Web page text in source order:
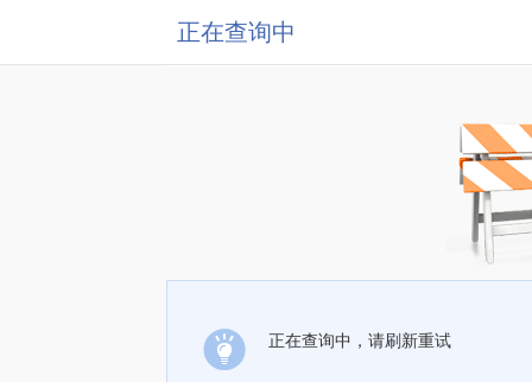
正在查询中
正在查询中，请刷新重试